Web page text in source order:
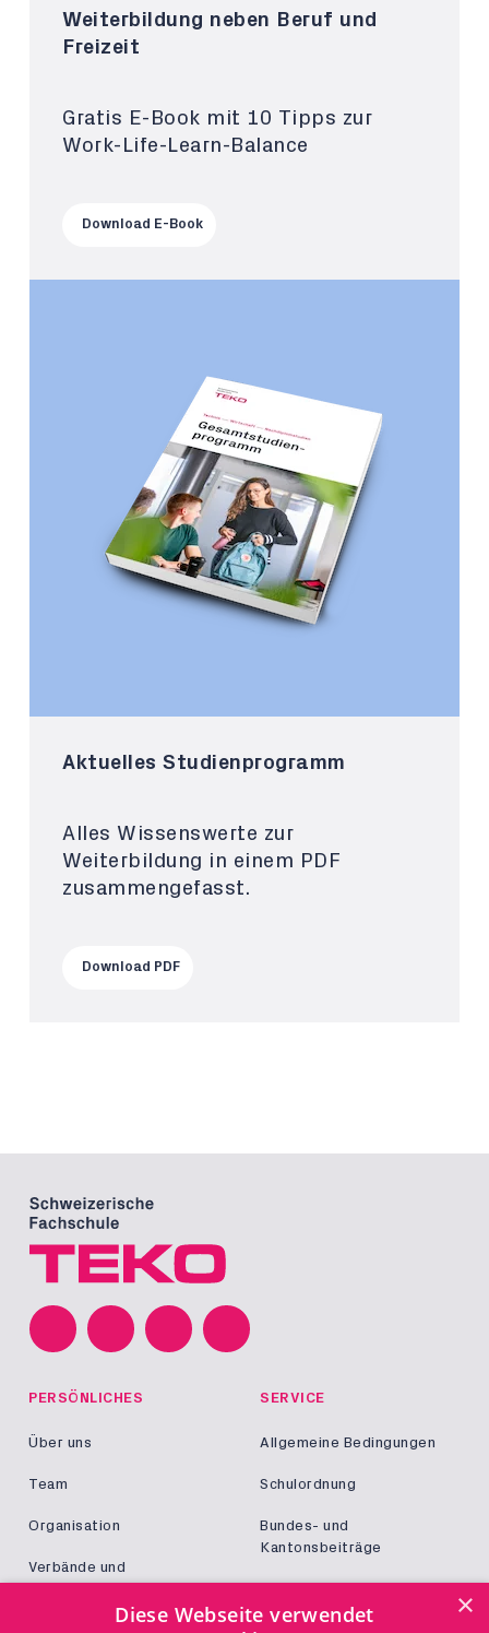
Weiterbildung neben Beruf und
Freizeit
Gratis E-Book mit 10 Tipps zur
Work-Life-Learn-Balance
Download E-Book
Aktuelles Studienprogramm
Alles Wissenswerte zur
Weiterbildung in einem PDF
zusammengefasst.
Download PDF
PERSÖNLICHES
Über uns
Team
Organisation
Verbände und
SERVICE
Allgemeine Bedingungen
Schulordnung
Bundes- und
Kantonsbeiträge
×
Diese Webseite verwendet